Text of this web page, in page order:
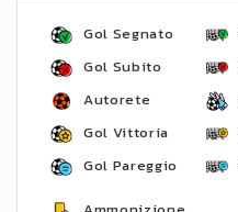
Gol Segnato
Gol Subito
Autorete
Gol Vittoria
Gol Pareggio